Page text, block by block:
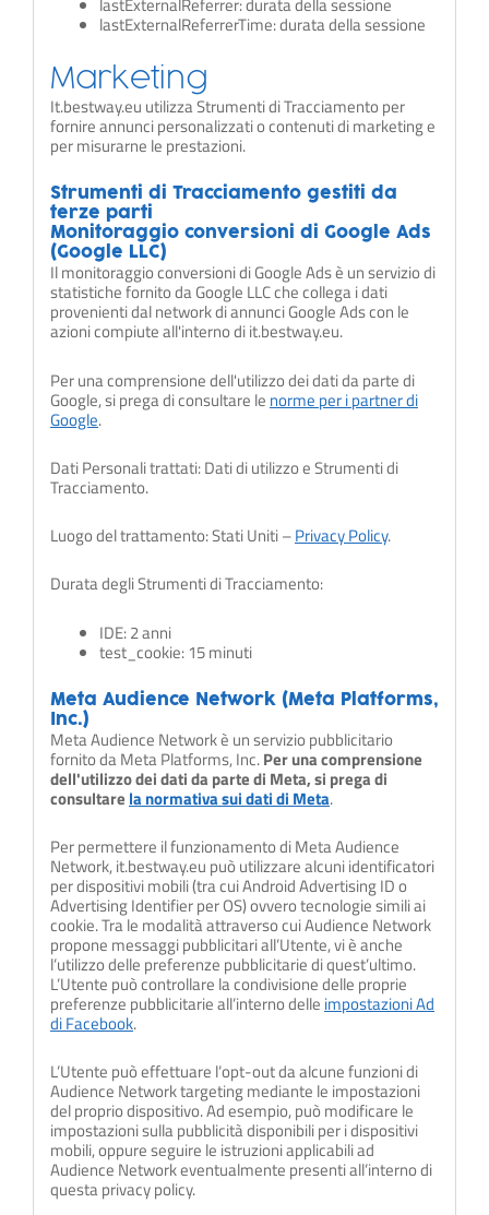
lastExternalReferrerTime: durata della sessione
Marketing
It.bestway.eu utilizza Strumenti di Tracciamento per
fornire annunci personalizzati o contenuti di marketing e
per misurarne le prestazioni.
Strumenti di Tracciamento gestiti da
terze parti
Monitoraggio conversioni di Google Ads
(Google LLC)
Il monitoraggio conversioni di Google Ads è un servizio di
statistiche fornito da Google LLC che collega i dati
provenienti dal network di annunci Google Ads con le
azioni compiute all'interno di it.bestway.eu.
Per una comprensione dell'utilizzo dei dati da parte di
Google, si prega di consultare le norme per i partner di
Google.
Dati Personali trattati: Dati di utilizzo e Strumenti di
Tracciamento.
Luogo del trattamento: Stati Uniti –Privacy Policy.
Durata degli Strumenti di Tracciamento:
IDE: 2 anni
test_cookie: 15 minuti
Meta Audience Network (Meta Platforms,
Inc.)
Meta Audience Network è un servizio pubblicitario
fornito da Meta Platforms, Inc.Per una comprensione
dell'utilizzo dei dati da parte di Meta, si prega di
consultare la normativa sui dati di Meta.
Per permettere il funzionamento di Meta Audience
Network, it.bestway.eu può utilizzare alcuni identificatori
per dispositivi mobili (tra cui Android Advertising ID o
Advertising Identifier per OS) ovvero tecnologie simili ai
cookie. Tra le modalità attraverso cui Audience Network
propone messaggi pubblicitari all’Utente, vi è anche
l’utilizzo delle preferenze pubblicitarie di quest’ultimo.
L’Utente può controllare la condivisione delle proprie
preferenze pubblicitarie all’interno delle impostazioni Ad
di Facebook.
L’Utente può effettuare l’opt-out da alcune funzioni di
Audience Network targeting mediante le impostazioni
del proprio dispositivo. Ad esempio, può modificare le
impostazioni sulla pubblicità disponibili per i dispositivi
mobili, oppure seguire le istruzioni applicabili ad
Audience Network eventualmente presenti all’interno di
questa privacy policy.